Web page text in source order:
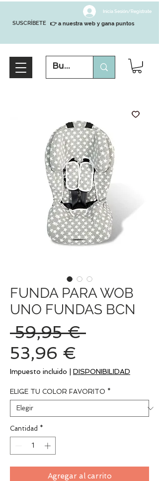
SUSCRÍBETE
Inicia Sesión/Regístrate
👉 a nuestra web y gana puntos
FUNDA PARA WOB
UNO FUNDAS BCN
59,95 € Precio
53,96 €
de
oferta
Impuesto incluido DISPONIBILIDAD
ELIGE TU COLOR FAVORITO *
Cantidad *
Agregar al carrito